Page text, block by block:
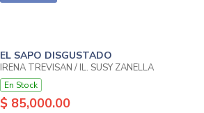
EL SAPO DISGUSTADO
IRENA TREVISAN / IL. SUSY ZANELLA
En Stock
$ 85,000.00